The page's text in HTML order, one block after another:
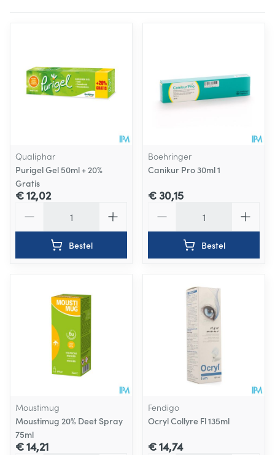
Qualiphar
Purigel Gel 50ml + 20%
Gratis
€ 12,02
Bestel
Boehringer
Canikur Pro 30ml 1
€ 30,15
Bestel
Moustimug
Moustimug 20% Deet Spray
75ml
€ 14,21
Fendigo
Ocryl Collyre Fl 135ml
€ 14,74